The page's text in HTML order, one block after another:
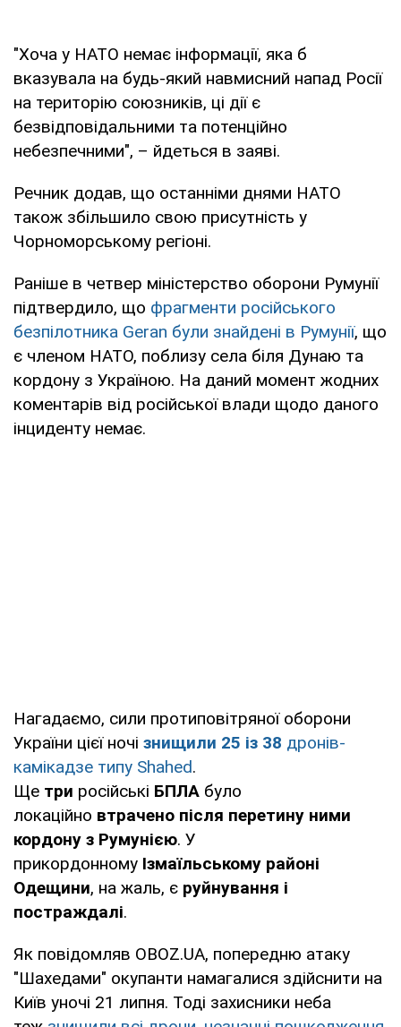
"Хоча у НАТО немає інформації, яка б
вказувала на будь-який навмисний напад Росії
на територію союзників, ці дії є
безвідповідальними та потенційно
небезпечними", – йдеться в заяві.
Речник додав, що останніми днями НАТО
також збільшило свою присутність у
Чорноморському регіоні.
Раніше в четвер міністерство оборони Румунії
підтвердило, що фрагменти російського
безпілотника Geran були знайдені в Румунії, що
є членом НАТО, поблизу села біля Дунаю та
кордону з Україною. На даний момент жодних
коментарів від російської влади щодо даного
інциденту немає.
Нагадаємо, сили протиповітряної оборони
України цієї ночі знищили 25 із 38 дронів-
камікадзе типу Shahed.
Ще три російські БПЛА було
локаційно втрачено після перетину ними
кордону з Румунією. У
прикордонному Ізмаїльському районі
Одещини, на жаль, є руйнування і
постраждалі.
Як повідомляв OBOZ.UA, попередню атаку
"Шахедами" окупанти намагалися здійснити на
Київ уночі 21 липня. Тоді захисники неба